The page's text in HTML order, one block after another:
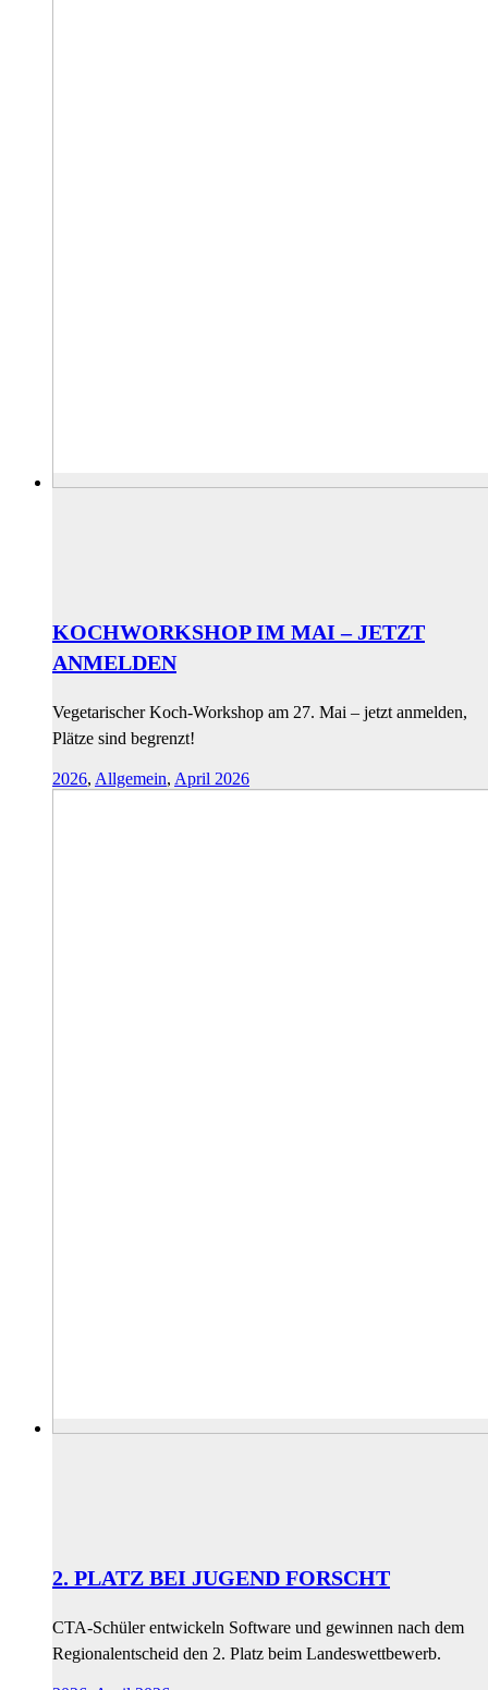
KOCHWORKSHOP IM MAI – JETZT
ANMELDEN
Vegetarischer Koch-Workshop am 27. Mai – jetzt anmelden,
Plätze sind begrenzt!
2026, Allgemein, April 2026
2. PLATZ BEI JUGEND FORSCHT
CTA-Schüler entwickeln Software und gewinnen nach dem
Regionalentscheid den 2. Platz beim Landeswettbewerb.